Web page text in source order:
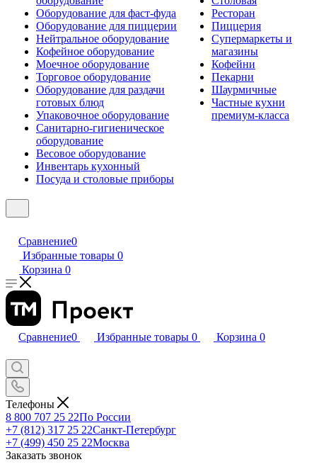
Оборудование для фаст-фуда
Оборудование для пиццерии
Нейтральное оборудование
Кофейное оборудование
Моечное оборудование
Торговое оборудование
Оборудование для раздачи
готовых блюд
Упаковочное оборудование
Санитарно-гигиеническое
оборудование
Весовое оборудование
Инвентарь кухонный
Посуда и столовые приборы
Ресторан
Пиццерия
Супермаркеты и
магазины
Кофейни
Пекарни
Шаурмичные
Частные кухни
премиум-класса
Сравнение0
Избранные товары 0
Корзина 0
Сравнение0 Избранные товары 0 Корзина 0
Телефоны
8 800 707 25 22По России
+7 (812) 317 25 22Санкт-Петербург
+7 (499) 450 25 22Москва
Заказать звонок